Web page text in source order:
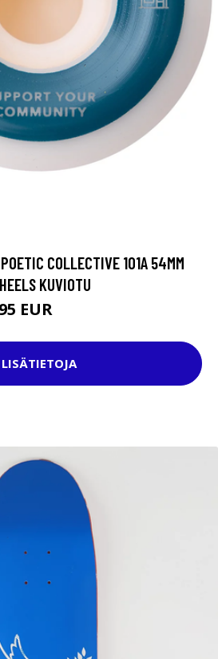
COLLECTIVE 101A 54MM
KUVIOTU
EUR
LISÄTIETOJA